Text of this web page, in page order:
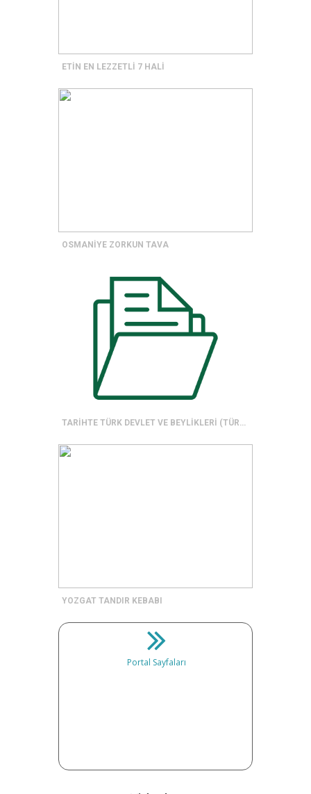
ETİN EN LEZZETLİ 7 HALİ
OSMANİYE ZORKUN TAVA
TARİHTE TÜRK DEVLET VE BEYLİKLERİ (TÜRKİYE DIŞI)
YOZGAT TANDIR KEBABI
Portal Sayfaları